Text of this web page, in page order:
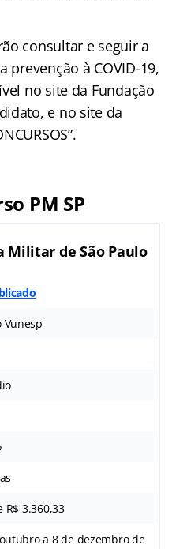
consultar e seguir a
prevenção à COVID-19,
no site da Fundação
e no site da
PM SP
Militar de São Paulo
Vunesp
R$ 3.360,33
a 8 de dezembro de